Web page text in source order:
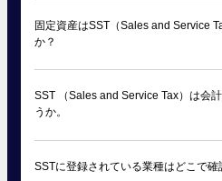
固定資産はSST（Sales and Service
か？
SST （Sales and Service Tax）は会
うか。
SSTに登録されている業種はどこで確